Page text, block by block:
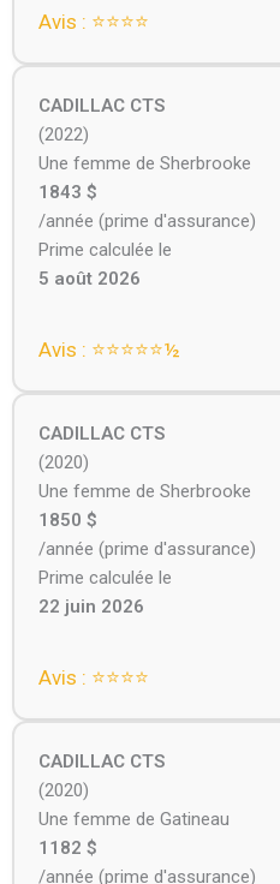
Avis : ⭐⭐⭐⭐
CADILLAC CTS
(2022)
Une femme de Sherbrooke
1843 $
/année (prime d'assurance)
Prime calculée le
5 août 2026
Avis : ⭐⭐⭐⭐⭐️½
CADILLAC CTS
(2020)
Une femme de Sherbrooke
1850 $
/année (prime d'assurance)
Prime calculée le
22 juin 2026
Avis : ⭐⭐⭐⭐
CADILLAC CTS
(2020)
Une femme de Gatineau
1182 $
/année (prime d'assurance)